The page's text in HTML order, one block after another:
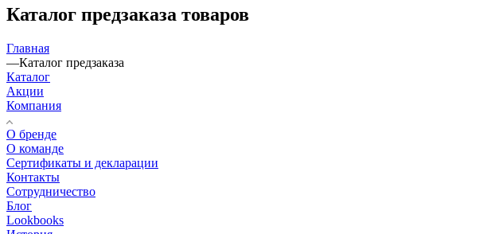
Каталог предзаказа товаров
Главная
—Каталог предзаказа
Каталог
Акции
Компания
О бренде
О команде
Сертификаты и декларации
Контакты
Сотрудничество
Блог
Lookbooks